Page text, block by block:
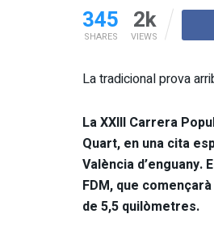
345
SHARES
2k
VIEWS
La tradicional prova
La XXIII Carrera
Quart, en una cita
València d’enguany.
FDM, que
de 5,5 quilòmetres.